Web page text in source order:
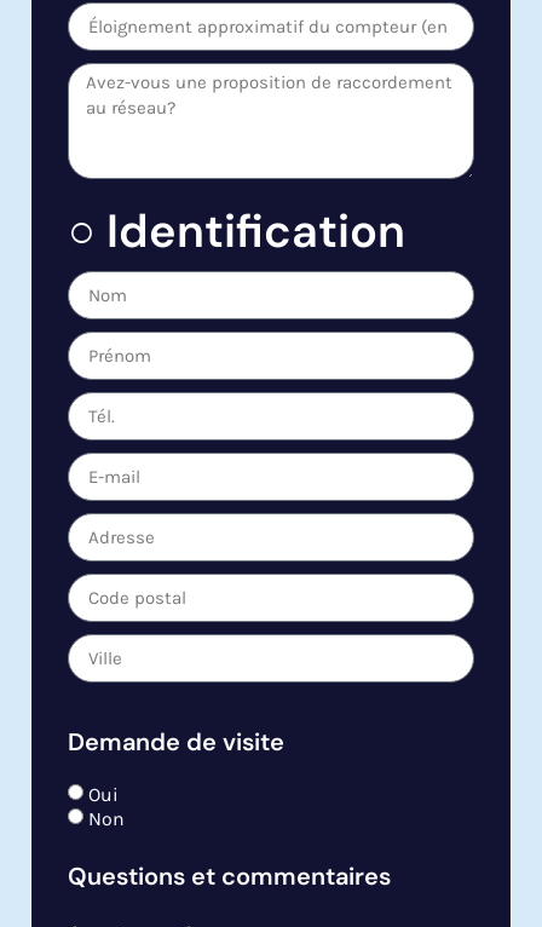
○ Identification
Demande de visite
Oui
Non
Questions et commentaires